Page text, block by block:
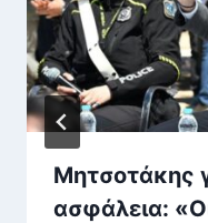
Μητσοτάκης
ασφάλεια: